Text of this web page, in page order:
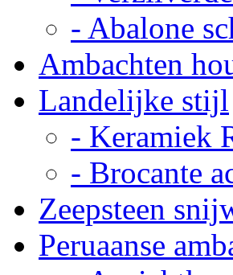
- Abalone
Ambachten
Landelijke stijl
- Keramiek
- Brocante
Zeepsteen
Peruaanse